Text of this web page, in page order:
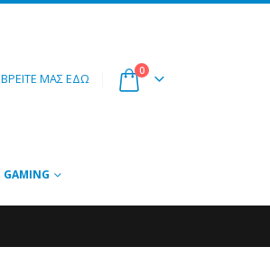
ΒΡΕΙΤΕ ΜΑΣ ΕΔΩ
0
GAMING